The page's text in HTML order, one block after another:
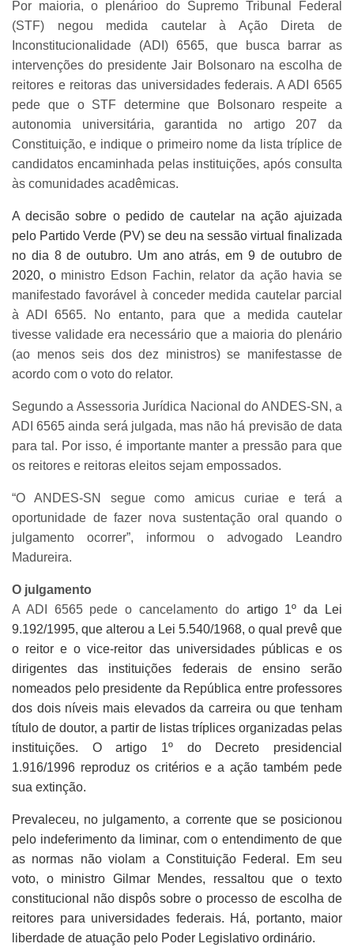
Por maioria, o plenárioo do Supremo Tribunal Federal
(STF) negou medida cautelar à Ação Direta de
Inconstitucionalidade (ADI) 6565, que busca barrar as
intervenções do presidente Jair Bolsonaro na escolha de
reitores e reitoras das universidades federais. A ADI 6565
pede que o STF determine que Bolsonaro respeite a
autonomia universitária, garantida no artigo 207 da
Constituição, e indique o primeiro nomeda lista tríplice de
candidatos encaminhada pelas instituições, após consulta
às comunidades acadêmicas.
A decisão sobre o pedido de cautelar na ação ajuizada
pelo Partido Verde (PV) se deu na sessão virtual finalizada
no dia 8 de outubro. Um ano atrás, em 9 de outubro de
2020, o ministro Edson Fachin, relator da ação havia se
manifestado favorável à conceder medida cautelar parcial
à ADI 6565. No entanto, para que a medida cautelar
tivesse validade era necessário que a maioria do plenário
(ao menos seis dos dez ministros) se manifestasse de
acordo com o voto do relator.
Segundo a Assessoria Jurídica Nacional do ANDES-SN, a
ADI 6565 ainda será julgada, mas não há previsão de data
para tal. Por isso, é importante manter a pressão para que
os reitores e reitoras eleitos sejam empossados.
“O ANDES-SN segue como amicus curiae e terá a
oportunidade de fazer nova sustentação oral quando o
julgamento ocorrer”, informou o advogado Leandro
Madureira.
O julgamento
A ADI 6565 pede o cancelamento doartigo 1º da Lei
9.192/1995, que alterou a Lei 5.540/1968, o qual prevê que
o reitor e o vice-reitor das universidades públicas e os
dirigentes das instituições federais de ensino serão
nomeados pelo presidente da República entre professores
dos dois níveis mais elevados da carreira ou que tenham
título de doutor, a partir de listas tríplices organizadas pelas
instituições. O artigo 1º do Decreto presidencial
1.916/1996 reproduz os critérios e a ação também pede
sua extinção.
Prevaleceu, no julgamento, a corrente que se posicionou
pelo indeferimento da liminar, com o entendimento de que
as normas não violam a Constituição Federal. Em seu
voto, o ministro Gilmar Mendes, ressaltou que o texto
constitucional não dispôs sobre o processo de escolha de
reitores para universidades federais. Há, portanto, maior
liberdade de atuação pelo Poder Legislativo ordinário.